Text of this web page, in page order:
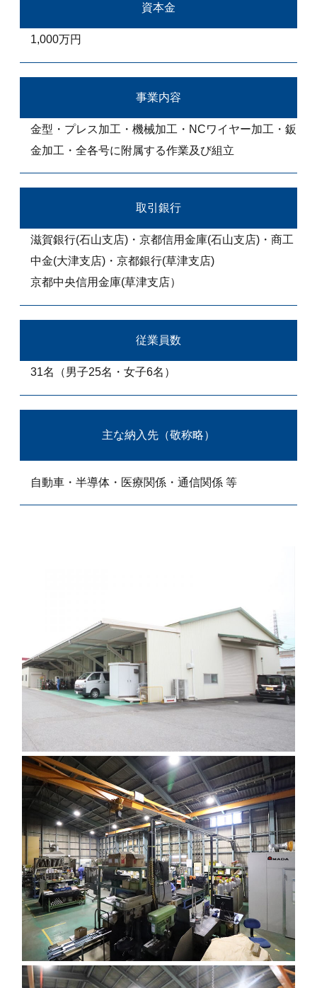
資本金
1,000万円
事業内容
金型・プレス加工・機械加工・NCワイヤー加工・鈑
金加工・全各号に附属する作業及び組立
取引銀行
滋賀銀行(石山支店)・京都信用金庫(石山支店)・商工
中金(大津支店)・京都銀行(草津支店)
京都中央信用金庫(草津支店）
従業員数
31名（男子25名・女子6名）
主な納入先（敬称略）
自動車・半導体・医療関係・通信関係 等